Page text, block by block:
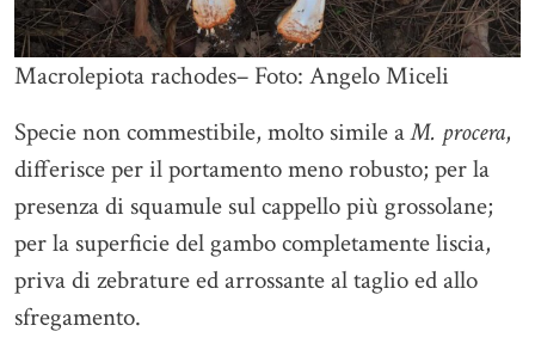
Macrolepiota rachodes– Foto: Angelo Miceli
Specie non commestibile, molto simile aM. procera,
differisce per il portamento meno robusto; per la
presenza di squamule sul cappello più grossolane;
per la superficie del gambo completamente liscia,
priva di zebrature ed arrossante al taglio ed allo
sfregamento.